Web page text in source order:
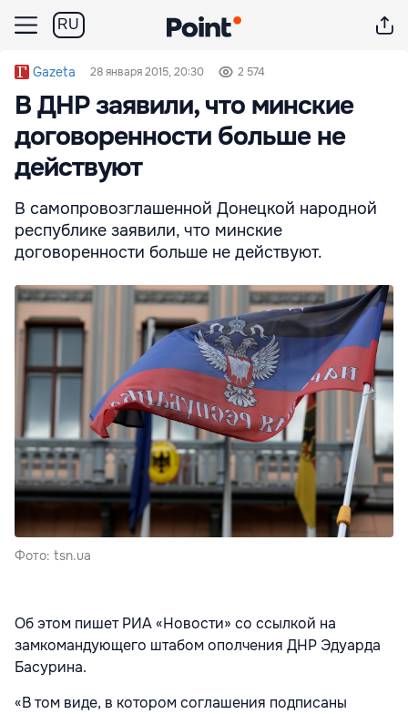
RU
Gazeta 28 января 2015, 20:30 2 574
В ДНР заявили, что минские
договоренности больше не
действуют
В самопровозглашенной Донецкой народной
республике заявили, что минские
договоренности больше не действуют.
Фото: tsn.ua
Об этом пишет РИА «Новости» со ссылкой на
замкомандующего штабом ополчения ДНР Эдуарда
Басурина.
«В том виде, в котором соглашения подписаны